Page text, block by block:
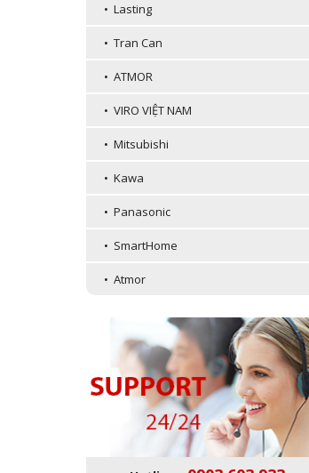
• Lasting
• Tran Can
• ATMOR
• VIRO VIỆT NAM
• Mitsubishi
• Kawa
• Panasonic
• SmartHome
• Atmor